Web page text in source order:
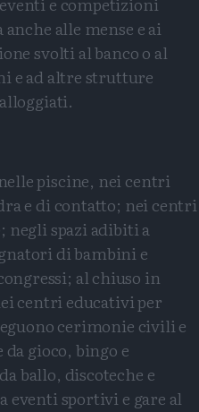
alle mense e ai
svolti al banco o al
e ad altre strutture
piscine, nei centri
e di contatto; nei centri
spazi adibiti a
di bambini e
al chiuso in
centri educativi per
cerimonie civili e
gioco, bingo e
ballo, discoteche e
eventi sportivi e gare al